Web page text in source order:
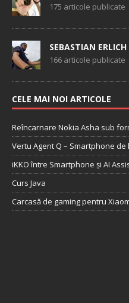
175 articole publicate
SEBASTIAN ERLICH
166 articole publicate
CELE MAI NOI ARTICOLE
Reîncarnare Nokia Asha sub
Vertu Agent Q – Smartphone de
iKKO între Smartphone și AI
Curs Java
Carcasă de gaming pentru